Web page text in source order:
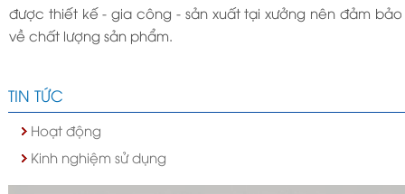
được thiết kế - gia công - sản xuất tại xưởng nên đảm bảo
về chất lượng sản phẩm.
TIN TỨC
Hoạt động
Kinh nghiệm sử dụng